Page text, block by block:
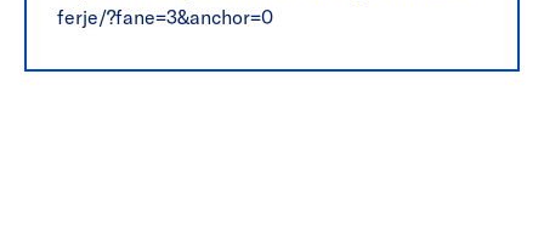
ferje/?fane=3&anchor=0